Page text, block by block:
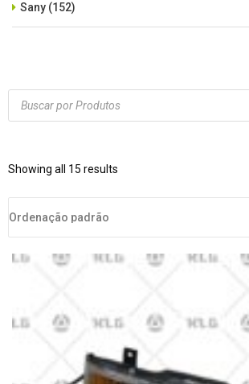
Sany (152)
Zoomlion(84)
Products
search
Showing all 15 results